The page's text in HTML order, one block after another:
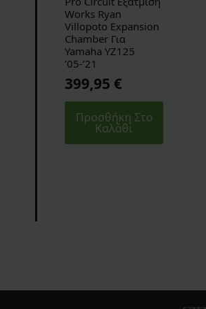
Works Ryan
Villopoto Expansion
Chamber Για
Yamaha YZ125
’05-’21
399,95 €
Προσθήκη Στο
Καλάθι